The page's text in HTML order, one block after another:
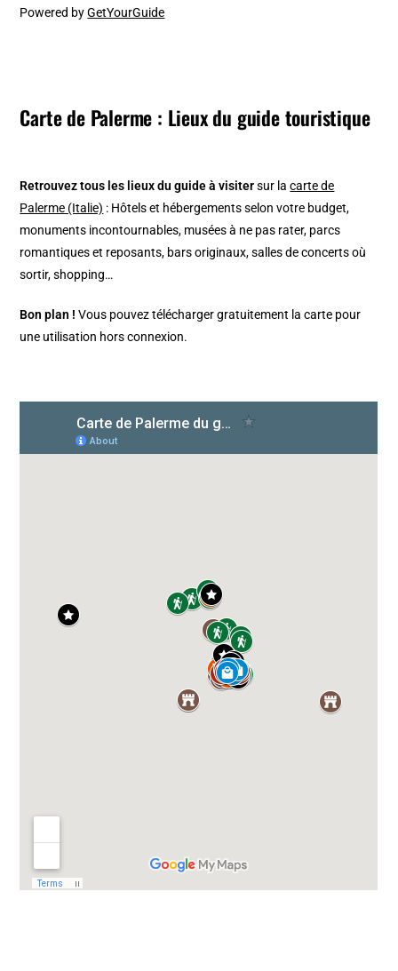
Powered byGetYourGuide
Carte de Palerme : Lieux du guide touristique
Retrouvez tous les lieux du guide à visitersur lacarte de
Palerme (Italie) : Hôtels et hébergements selon votre budget,
monuments incontournables, musées à ne pas rater, parcs
romantiques et reposants, bars originaux, salles de concerts où
sortir, shopping…
Bon plan ! Vous pouvez télécharger gratuitement la carte pour
une utilisation hors connexion.